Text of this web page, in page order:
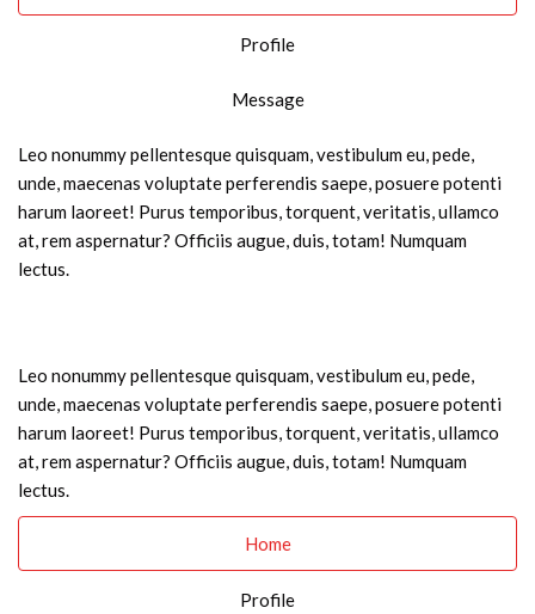
Profile
Message
Leo nonummy pellentesque quisquam, vestibulum eu, pede,
unde, maecenas voluptate perferendis saepe, posuere potenti
harum laoreet! Purus temporibus, torquent, veritatis, ullamco
at, rem aspernatur? Officiis augue, duis, totam! Numquam
lectus.
Leo nonummy pellentesque quisquam, vestibulum eu, pede,
unde, maecenas voluptate perferendis saepe, posuere potenti
harum laoreet! Purus temporibus, torquent, veritatis, ullamco
at, rem aspernatur? Officiis augue, duis, totam! Numquam
lectus.
Home
Profile